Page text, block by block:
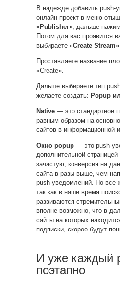
В надежде добавить push-
онлайн-проект в меню
«Publisher», дальше
Потом для вас проявится
выбираете «Create Stream».
Проставляете название
«Create».
Дальше выбираете тип
желаете создать: Popup
Native — это стандартное
равным образом на
сайтов в информационной
Окно popup — это push-
дополнительной страницей
зачастую, конверсия на
сайта в разы выше, чем
push-уведомлений. Но все
так как в наше время
развиваются
вполне возможно, что в
сайты на которых
подписки, скорее будут
И уже каждый
поэтапно